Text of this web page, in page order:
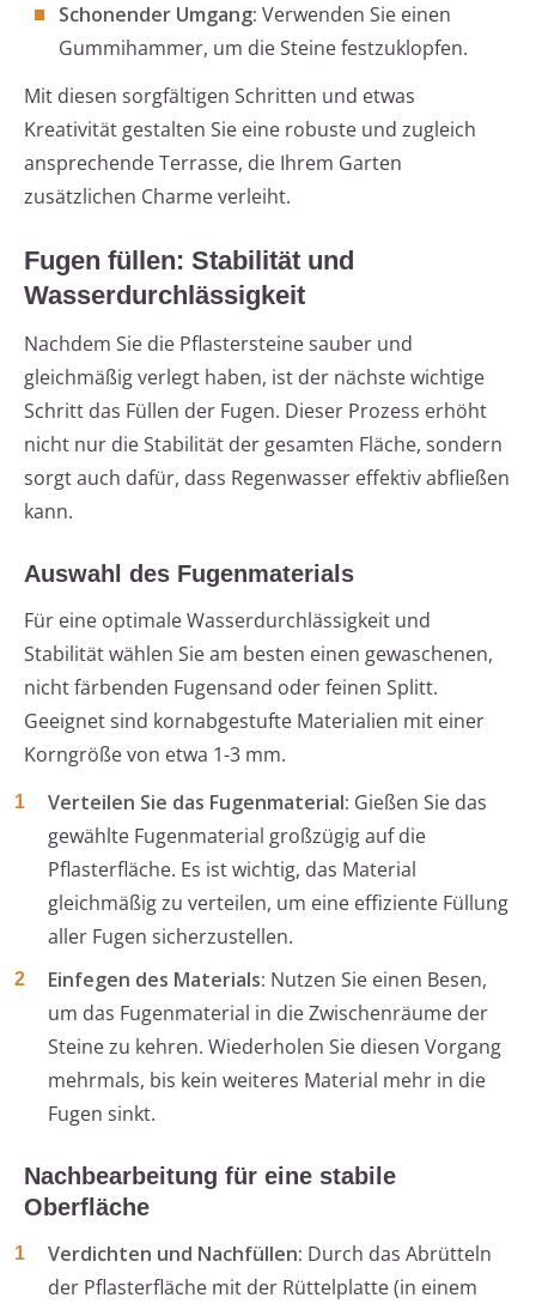
Schonender Umgang: Verwenden Sie einen
Gummihammer, um die Steine festzuklopfen.
Mit diesen sorgfältigen Schritten und etwas
Kreativität gestalten Sie eine robuste und zugleich
ansprechende Terrasse, die Ihrem Garten
zusätzlichen Charme verleiht.
Fugen füllen: Stabilität und
Wasserdurchlässigkeit
Nachdem Sie die Pflastersteine sauber und
gleichmäßig verlegt haben, ist der nächste wichtige
Schritt das Füllen der Fugen. Dieser Prozess erhöht
nicht nur die Stabilität der gesamten Fläche, sondern
sorgt auch dafür, dass Regenwasser effektiv abfließen
kann.
Auswahl des Fugenmaterials
Für eine optimale Wasserdurchlässigkeit und
Stabilität wählen Sie am besten einen gewaschenen,
nicht färbenden Fugensand oder feinen Splitt.
Geeignet sind kornabgestufte Materialien mit einer
Korngröße von etwa 1-3 mm.
Verteilen Sie das Fugenmaterial: Gießen Sie das
gewählte Fugenmaterial großzügig auf die
Pflasterfläche. Es ist wichtig, das Material
gleichmäßig zu verteilen, um eine effiziente Füllung
aller Fugen sicherzustellen.
Einfegen des Materials: Nutzen Sie einen Besen,
um das Fugenmaterial in die Zwischenräume der
Steine zu kehren. Wiederholen Sie diesen Vorgang
mehrmals, bis kein weiteres Material mehr in die
Fugen sinkt.
Nachbearbeitung für eine stabile
Oberfläche
Verdichten und Nachfüllen: Durch das Abrütteln
der Pflasterfläche mit der Rüttelplatte (in einem